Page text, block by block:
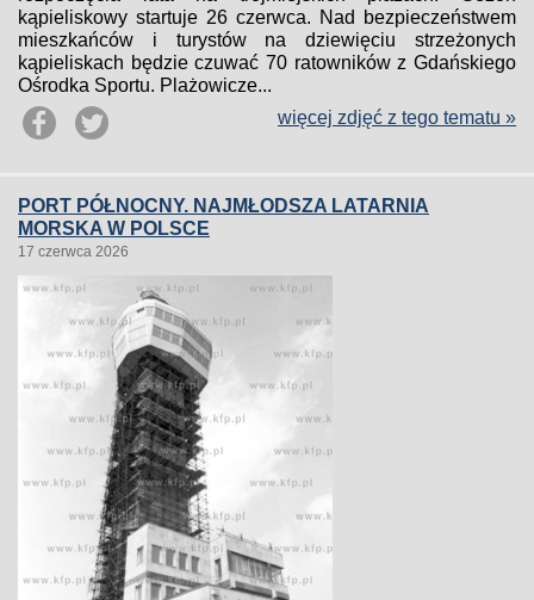
kąpieliskowy startuje 26 czerwca. Nad bezpieczeństwem
mieszkańców i turystów na dziewięciu strzeżonych
kąpieliskach będzie czuwać 70 ratowników z Gdańskiego
Ośrodka Sportu. Plażowicze...
więcej zdjęć z tego tematu »
PORT PÓŁNOCNY. NAJMŁODSZA LATARNIA
MORSKA W POLSCE
17 czerwca 2026